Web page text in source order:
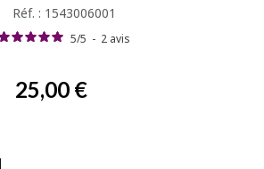
Réf. : 1543006001
5/5 - 2 avis
25,00 €